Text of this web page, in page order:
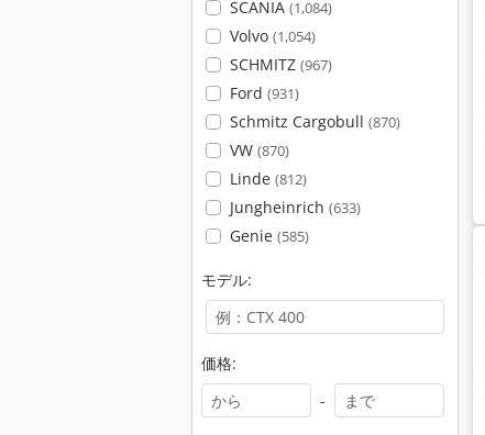
SCANIA (1,084)
Volvo (1,054)
SCHMITZ (967)
Ford (931)
Schmitz Cargobull (870)
VW (870)
Linde (812)
Jungheinrich (633)
Genie (585)
モデル:
価格:
-